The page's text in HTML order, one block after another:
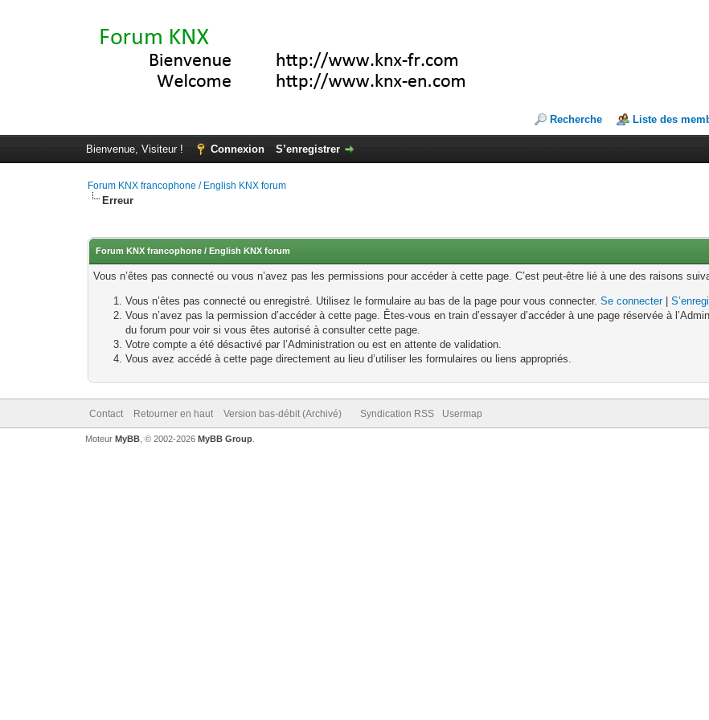
Recherche Liste des
Bienvenue, Visiteur ! Connexion S’enregistrer
Forum KNX francophone / English KNX forum
Erreur
Forum KNX francophone / English KNX forum
Vous n’êtes pas connecté ou vous n’avez pas les permissions pour accéder à cette page. C’est peut-être lié à une des raisons
Vous n’êtes pas connecté ou enregistré. Utilisez le formulaire au bas de la page pour vous connecter.Se connecter|
Vous n’avez pas la permission d’accéder à cette page. Êtes-vous en train d’essayer d’accéder à une page réservée à
du forum pour voir si vous êtes autorisé à consulter cette page.
Votre compte a été désactivé par l’Administration ou est en attente de validation.
Vous avez accédé à cette page directement au lieu d’utiliser les formulaires ou liens appropriés.
Contact Retourner en haut Version bas-débit (Archivé) Syndication RSS Usermap
Moteur MyBB, © 2002-2026 MyBB Group.